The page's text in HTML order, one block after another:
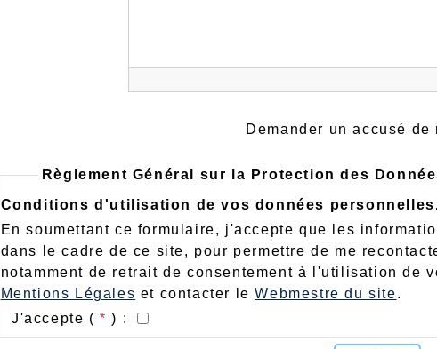
Demander un accusé de
Règlement Général sur la Protection des
Conditions d'utilisation de vos données
En soumettant ce formulaire, j'accepte que les
dans le cadre de ce site, pour permettre de me
notamment de retrait de consentement à l'utilisation de
Mentions Légales et contacter leWebmestre du site.
J'accepte ( *) :